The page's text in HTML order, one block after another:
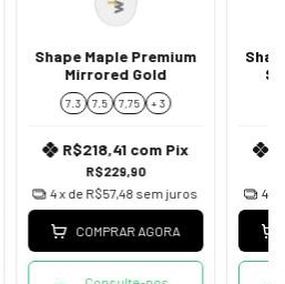
Shape Maple Premium
Mirrored Gold
7.3 7.5 7,75 + 3
R$229,90
R$218,41 com Pix
4x de R$57,48 sem juros
COMPRAR AGORA
4